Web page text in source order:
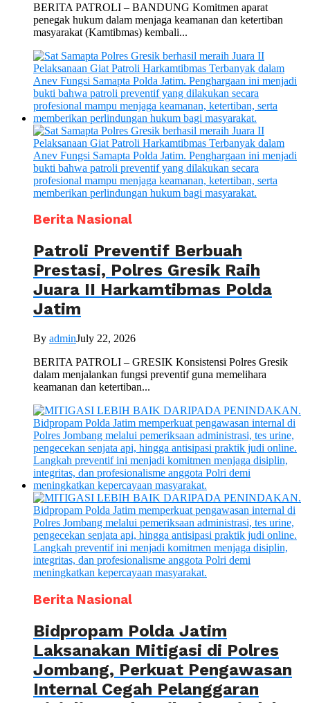
BERITA PATROLI – BANDUNG Komitmen aparat
penegak hukum dalam menjaga keamanan dan ketertiban
masyarakat (Kamtibmas) kembali...
Berita Nasional
Patroli Preventif Berbuah
Prestasi, Polres Gresik Raih
Juara II Harkamtibmas Polda
Jatim
By adminJuly 22, 2026
BERITA PATROLI – GRESIK Konsistensi Polres Gresik
dalam menjalankan fungsi preventif guna memelihara
keamanan dan ketertiban...
Berita Nasional
Bidpropam Polda Jatim
Laksanakan Mitigasi di Polres
Jombang, Perkuat Pengawasan
Internal Cegah Pelanggaran